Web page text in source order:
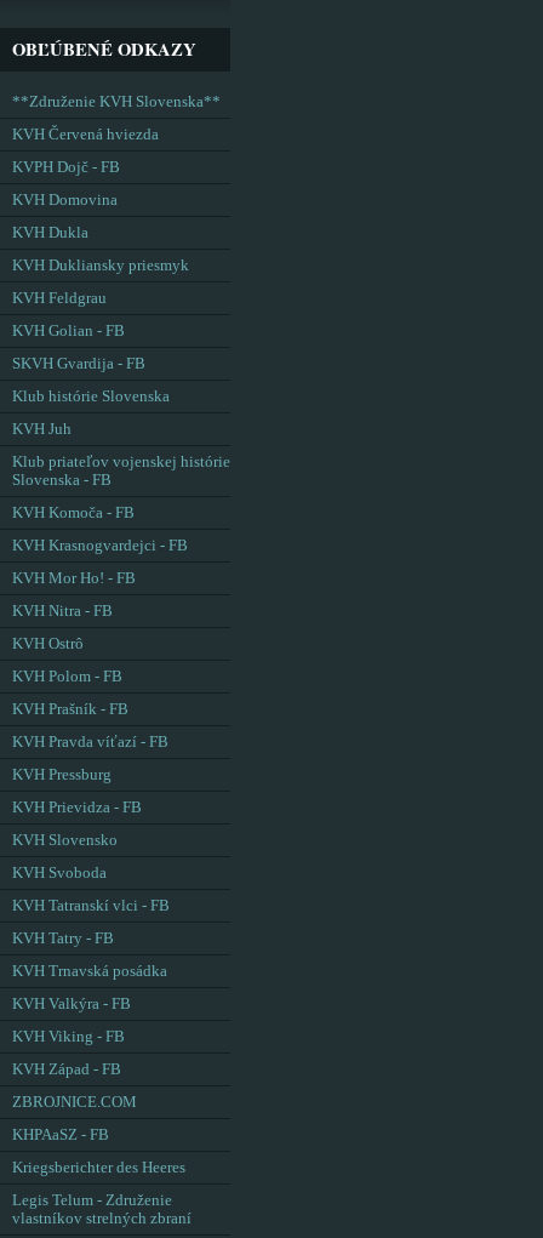
OBĽÚBENÉ ODKAZY
**Združenie KVH Slovenska**
KVH Červená hviezda
KVPH Dojč - FB
KVH Domovina
KVH Dukla
KVH Dukliansky priesmyk
KVH Feldgrau
KVH Golian - FB
SKVH Gvardija - FB
Klub histórie Slovenska
KVH Juh
Klub priateľov vojenskej histórie
Slovenska - FB
KVH Komoča - FB
KVH Krasnogvardejci - FB
KVH Mor Ho! - FB
KVH Nitra - FB
KVH Ostrô
KVH Polom - FB
KVH Prašník - FB
KVH Pravda víťazí - FB
KVH Pressburg
KVH Prievidza - FB
KVH Slovensko
KVH Svoboda
KVH Tatranskí vlci - FB
KVH Tatry - FB
KVH Trnavská posádka
KVH Valkýra - FB
KVH Viking - FB
KVH Západ - FB
ZBROJNICE.COM
KHPAaSZ - FB
Kriegsberichter des Heeres
Legis Telum - Združenie
vlastníkov strelných zbraní